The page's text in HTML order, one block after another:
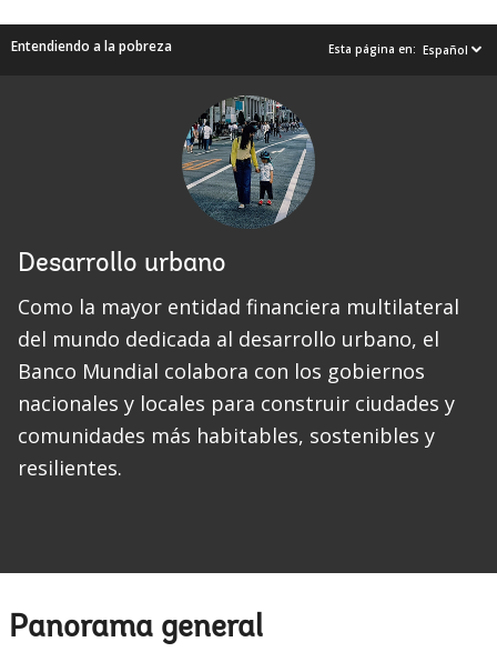
Entendiendo a la pobreza Esta página en: Español
Desarrollo urbano
Como la mayor entidad financiera multilateral
del mundo dedicada al desarrollo urbano, el
Banco Mundial colabora con los gobiernos
nacionales y locales para construir ciudades y
comunidades más habitables, sostenibles y
resilientes.
Panorama general